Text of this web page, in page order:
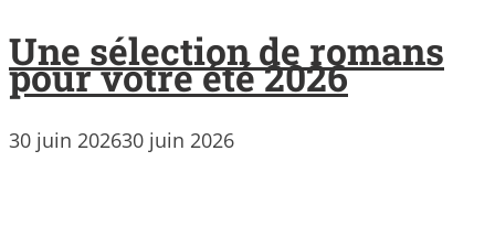
Une sélection de romans
pour votre été 2026
30 juin 202630 juin 2026